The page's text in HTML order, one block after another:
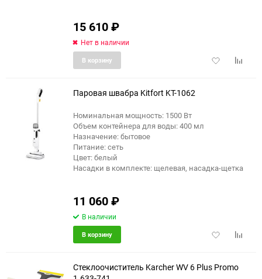
15 610₽
Нет в наличии
Добавить
В корзину
Паровая швабра Kitfort KT-1062
Номинальная мощность: 1500 Вт
Объем контейнера для воды: 400 мл
Назначение: бытовое
Питание: сеть
Цвет: белый
Насадки в комплекте: щелевая, насадка-щетка
11 060₽
В наличии
Добавить
В корзину
Стеклоочиститель Karcher WV 6 Plus Promo